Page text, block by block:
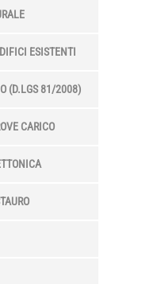
ESISTENTI
(D.LGS 81/2008)
CARICO